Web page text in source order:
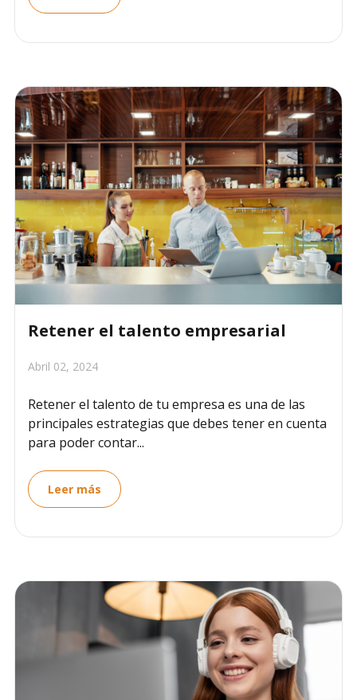
Retener el talento empresarial
Abril 02, 2024
Retener el talento de tu empresa es una de las
principales estrategias que debes tener en cuenta
para poder contar...
Leer más